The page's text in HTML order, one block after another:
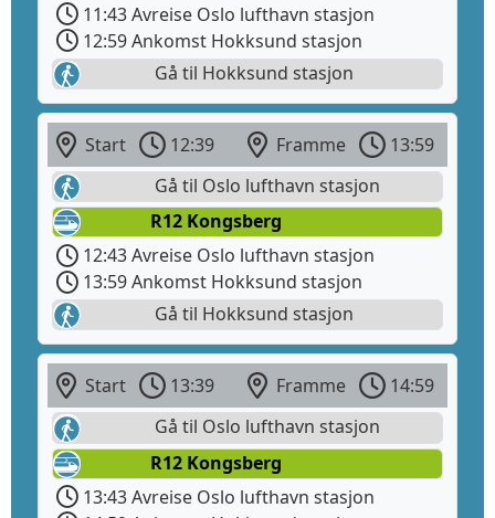
11:43 Avreise Oslo lufthavn stasjon
12:59 Ankomst Hokksund stasjon
Gå til Hokksund stasjon
Start 12:39 Framme
13:59
Gå til Oslo lufthavn stasjon
R12 Kongsberg
12:43 Avreise Oslo lufthavn stasjon
13:59 Ankomst Hokksund stasjon
Gå til Hokksund stasjon
Start 13:39 Framme
14:59
Gå til Oslo lufthavn stasjon
R12 Kongsberg
13:43 Avreise Oslo lufthavn stasjon